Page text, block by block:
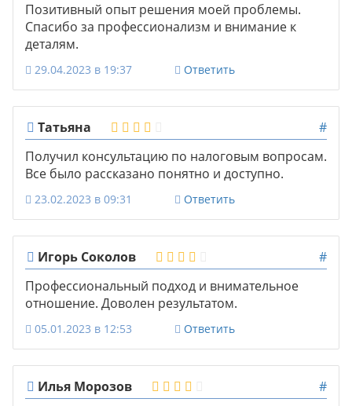
Позитивный опыт решения моей проблемы.
Спасибо за профессионализм и внимание к
деталям.
29.04.2023 в 19:37 Ответить
Татьяна
#
Получил консультацию по налоговым вопросам.
Все было рассказано понятно и доступно.
23.02.2023 в 09:31 Ответить
Игорь Соколов
#
Профессиональный подход и внимательное
отношение. Доволен результатом.
05.01.2023 в 12:53 Ответить
Илья Морозов
#